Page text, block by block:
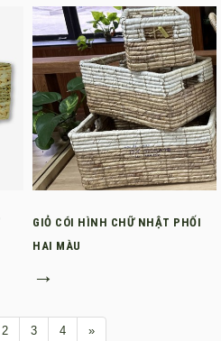
GIỎ CÓI HÌNH CHỮ NHẬT PHỐI
HAI MÀU
→
2 3 4 »